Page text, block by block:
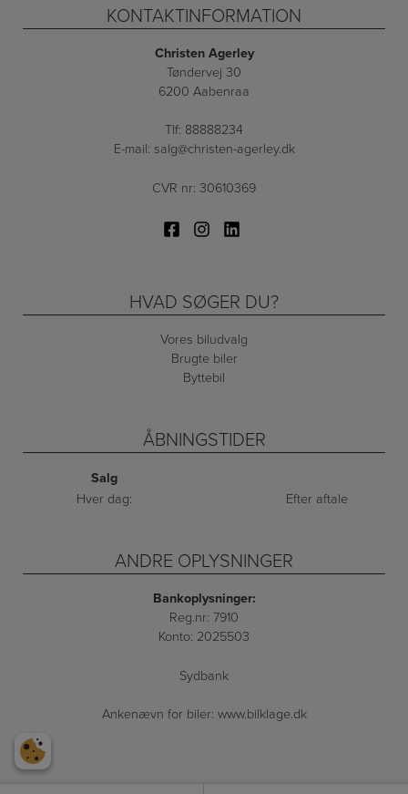
KONTAKTINFORMATION
Christen Agerley
Tøndervej 30
6200 Aabenraa
Tlf: 88888234
E-mail: salg@christen-agerley.dk
CVR nr: 30610369
HVAD SØGER DU?
Vores biludvalg
Brugte biler
Byttebil
ÅBNINGSTIDER
Salg
Hver dag: Efter aftale
ANDRE OPLYSNINGER
Bankoplysninger:
Reg.nr: 7910
Konto: 2025503
Sydbank
Ankenævn for biler: www.bilklage.dk